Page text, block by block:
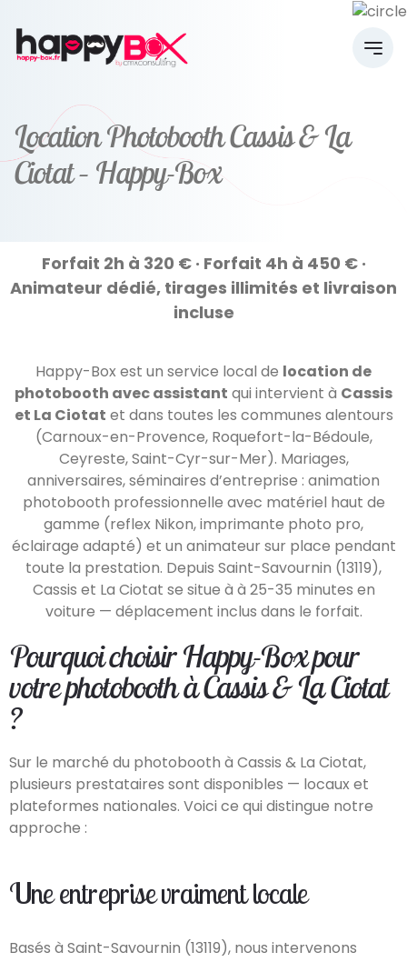
Location Photobooth Cassis & La
Ciotat – Happy-Box
Forfait 2h à 320 € · Forfait 4h à 450 € ·
Animateur dédié, tirages illimités et livraison
incluse
Happy-Box est un service local de location de
photobooth avec assistant qui intervient à Cassis
et La Ciotat et dans toutes les communes alentours
(Carnoux-en-Provence, Roquefort-la-Bédoule,
Ceyreste, Saint-Cyr-sur-Mer). Mariages,
anniversaires, séminaires d’entreprise : animation
photobooth professionnelle avec matériel haut de
gamme (reflex Nikon, imprimante photo pro,
éclairage adapté) et un animateur sur place pendant
toute la prestation. Depuis Saint-Savournin (13119),
Cassis et La Ciotat se situe à à 25-35 minutes en
voiture — déplacement inclus dans le forfait.
Pourquoi choisir Happy-Box pour
votre photobooth à Cassis & La Ciotat
?
Sur le marché du photobooth à Cassis & La Ciotat,
plusieurs prestataires sont disponibles — locaux et
plateformes nationales. Voici ce qui distingue notre
approche :
Une entreprise vraiment locale
Basés à Saint-Savournin (13119), nous intervenons